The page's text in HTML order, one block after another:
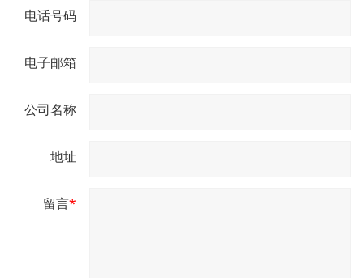
电话号码
电子邮箱
公司名称
地址
留言*